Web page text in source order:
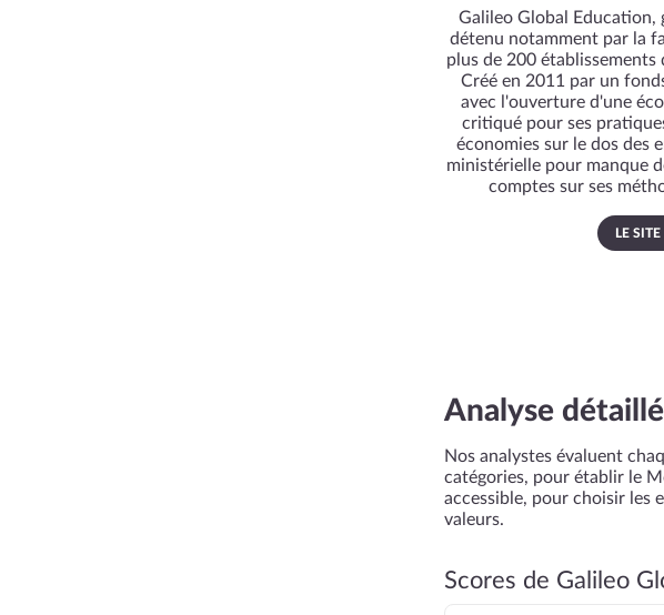
Galileo Global Education,
détenu notamment par la
plus de 200
Créé en 2011 par un
avec l'ouverture d'une
critiqué pour ses
économies sur le dos des
ministérielle pour manque
comptes sur ses
LE
Analyse
Nos analystes évaluent
catégories, pour établir le
accessible, pour choisir les
valeurs.
Scores de Galileo